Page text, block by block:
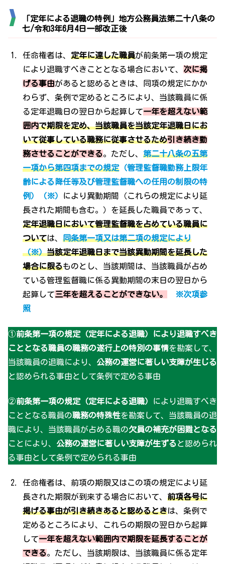
「定年による退職の特例」地方公務員法第二十八条の
七/令和3年6月4日一部改正後
任命権者は、定年に達した職員が前条第一項の規定
により退職すべきこととなる場合において、 次に掲
げる事由があると認めるときは、同項の規定にかか
わらず、条例で定めるところにより、当該職員に係
る定年退職日の翌日から起算して一年を超えない範
囲内で期限を定め、当該職員を当該定年退職日にお
いて従事している職務に従事させるため引き続き勤
務させることができる。ただし、第二十八条の五第
一項から第四項までの規定 （管理監督職勤務上限年
齢による降任等及び管理監督職への任用の制限の特
例）（※）
により異動期間（これらの規定により延
長された期間も含む。）を延長した職員であって、
定年退職日において管理監督職を占めている職員に
ついては、同条第一項又は第二項の規定により
（※）当該定年退職日まで当該異動期間を延長した
場合に限るものとし、当該期間は、当該職員が占め
ている管理監督職に係る異動期間の末日の翌日から
起算して三年を超えることができない。
※次項参
照
①前条第一項の規定（定年による退職）により退職すべき
こととなる職員の職務の遂行上の特別の事情を勘案して、
当該職員の退職により、 公務の運営に著しい支障が生じる
と認められる事由として条例で定める事由
②前条第一項の規定 （定年による退職）
により退職すべき
こととなる職員の職務の特殊性を勘案して、当該職員の退
職により、当該職員が占める職の欠員の補充が困難となる
ことにより、 公務の運営に著しい支障が生ずる と認められ
る事由として条例で定められる事由
任命権者は、前項の期限又はこの項の規定により延
長された期限が到来する場合において、前項各号に
掲げる事由が引き続きあると認めるときは、条例で
定めるところにより、これらの期限の翌日から起算
して一年を超えない範囲内で期限を延長することが
できる。ただし、当該期限は、当該職員に係る定年